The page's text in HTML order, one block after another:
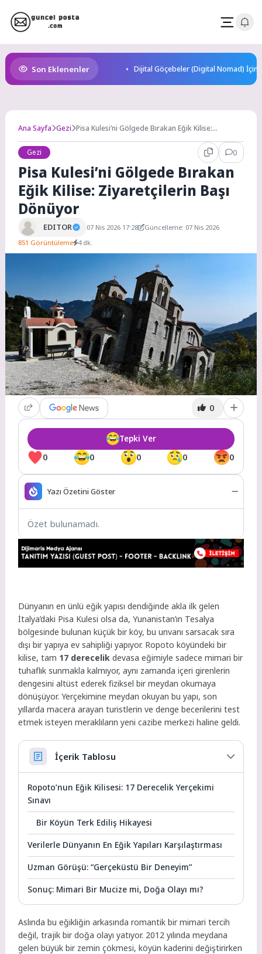
content
Son Eklenenler Dijital Göçebeler (Digital Nomad) İçin
Ana Sayfa Gezi Pisa Kulesi’ni Gölgede Bırakan Eğik Kilise:
Gezi
0
Pisa Kulesi’ni Gölgede Bırakan
Eğik Kilise: Ziyaretçilerin Başı
Dönüyor
EDITOR 07 Nis 2026 17:28
Güncelleme: 07 Nis 2026
851 Görüntüleme 4 dk.
0
0 0 0 0 0
Tepki Ver
Yazı Özetini Göster
Özet bulunamadı.
Dünyanın en ünlü eğik yapısı dendiğinde akla ilk gelen
İtalya’daki Pisa Kulesi olsa da, Yunanistan’ın Tesalya
bölgesinde bulunan küçük bir köy, bu unvanı sarsacak sıra
dışı bir yapıya ev sahipliği yapıyor. Ropoto köyündeki bir
kilise, tam 17 derecelik devasa eğimiyle sadece mimari bir
tuhaflık sunmakla kalmıyor, aynı zamanda içeri girenlerin
dengesini altüst ederek fiziksel bir meydan okumaya
dönüşüyor. Yerçekimine meydan okuyan bu yapı, son
yıllarda macera arayan turistlerin ve denge becerilerini test
etmek isteyen meraklıların yeni cazibe merkezi haline geldi.
İçerik Tablosu
Ropoto’nun Eğik Kilisesi: 17 Derecelik Yerçekimi
Sınavı
Bir Köyün Terk Ediliş Hikayesi
Verilerle Dünyanın En Eğik Yapıları Karşılaştırması
Uzman Görüşü: “Gerçeküstü Bir Deneyim”
Sonuç: Mimari Bir Mucize mi, Doğa Olayı mı?
Aslında bu eğikliğin arkasında romantik bir mimari tercih
değil, trajik bir doğa olayı yatıyor. 2012 yılında meydana
gelen büyük bir zemin çökmesi, köyün kaderini değiştirirken